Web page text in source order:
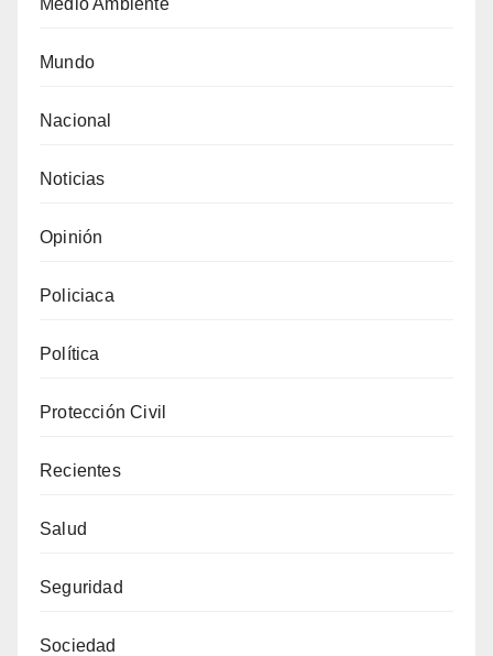
Mundo
Nacional
Noticias
Opinión
Policiaca
Política
Protección Civil
Recientes
Salud
Seguridad
Sociedad